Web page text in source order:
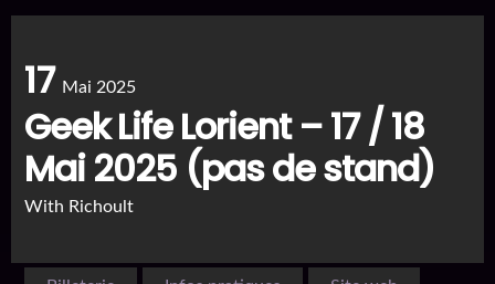
17 Mai 2025
Geek Life Lorient – 17 / 18
Mai 2025 (pas de stand)
With Richoult